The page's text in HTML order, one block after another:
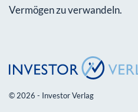
Vermögen zu verwandeln.
© 2026 - Investor Verlag